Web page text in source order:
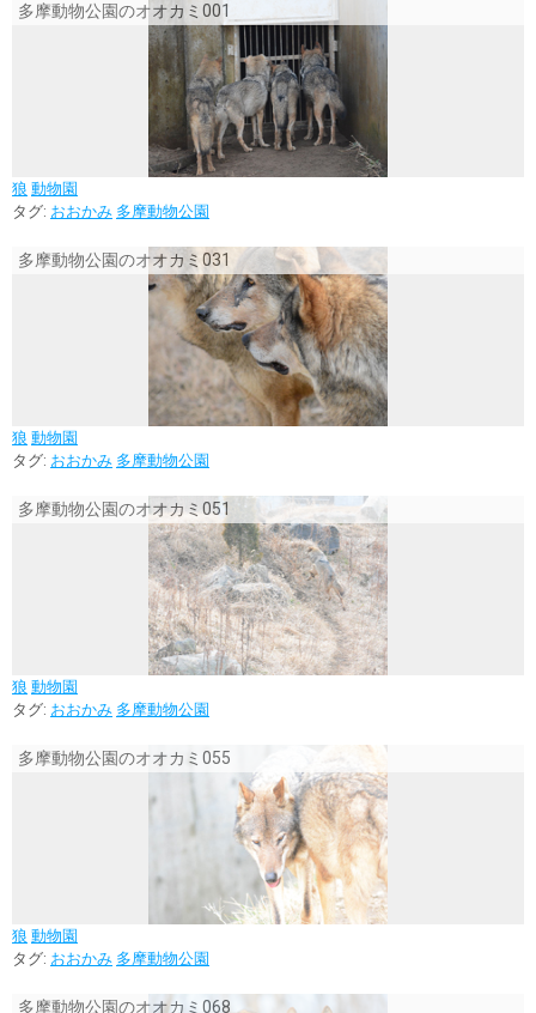
多摩動物公園のオオカミ001
狼 動物園
タグ: おおかみ 多摩動物公園
多摩動物公園のオオカミ031
狼 動物園
タグ: おおかみ 多摩動物公園
多摩動物公園のオオカミ051
狼 動物園
タグ: おおかみ 多摩動物公園
多摩動物公園のオオカミ055
狼 動物園
タグ: おおかみ 多摩動物公園
多摩動物公園のオオカミ068